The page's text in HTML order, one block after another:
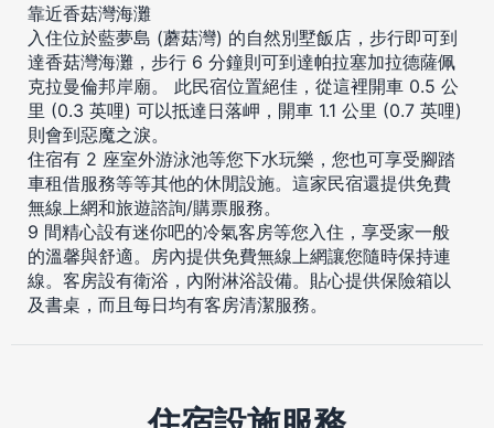
靠近香菇灣海灘
入住位於藍夢島 (蘑菇灣) 的自然別墅飯店，步行即可到
達香菇灣海灘，步行 6 分鐘則可到達帕拉塞加拉德薩佩
克拉曼倫邦岸廟。 此民宿位置絕佳，從這裡開車 0.5 公
里 (0.3 英哩) 可以抵達日落岬，開車 1.1 公里 (0.7 英哩)
則會到惡魔之淚。
住宿有 2 座室外游泳池等您下水玩樂，您也可享受腳踏
車租借服務等等其他的休閒設施。這家民宿還提供免費
無線上網和旅遊諮詢/購票服務。
9 間精心設有迷你吧的冷氣客房等您入住，享受家一般
的溫馨與舒適。房內提供免費無線上網讓您隨時保持連
線。客房設有衛浴，內附淋浴設備。貼心提供保險箱以
及書桌，而且每日均有客房清潔服務。